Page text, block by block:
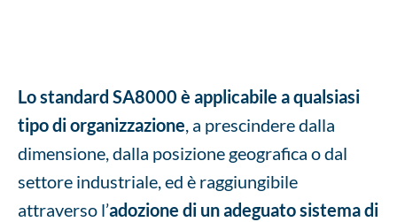
Lo standard SA8000 è applicabile a qualsiasi
tipo di organizzazione, a prescindere dalla
dimensione, dalla posizione geografica o dal
settore industriale, ed è raggiungibile
attraverso l’adozione di unadeguato sistema di